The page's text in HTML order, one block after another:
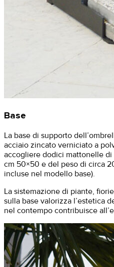
Base
La base di supporto
acciaio zincato verniciato a
accogliere dodici mattonelle
cm 50×50 e del peso di circa
incluse nel modello base).
​La sistemazione di piante,
sulla base valorizza l’estetica
nel contempo contribuisce